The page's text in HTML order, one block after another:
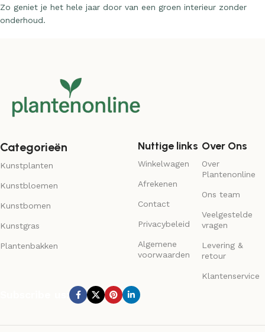
Zo geniet je het hele jaar door van een groen interieur zonder
onderhoud.
Categorieën
Kunstplanten
Kunstbloemen
Kunstbomen
Kunstgras
Plantenbakken
Nuttige links
Winkelwagen
Afrekenen
Contact
Privacybeleid
Algemene
voorwaarden
Over Ons
Over
Plantenonline
Ons team
Veelgestelde
vragen
Levering &
retour
Klantenservice